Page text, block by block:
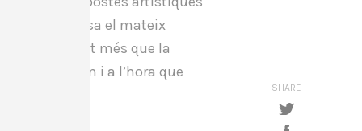
socials passa el mateix
en bastant més que la
on estiguem i a l’hora que
SHARE